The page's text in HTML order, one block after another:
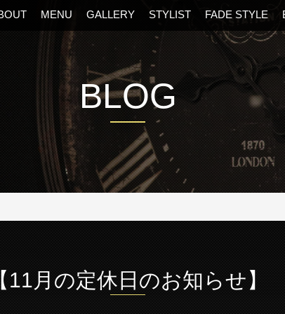
MENU GALLERY STYLIST FADE STYLE
BLOG
容室
【11月の定休日のお知らせ】